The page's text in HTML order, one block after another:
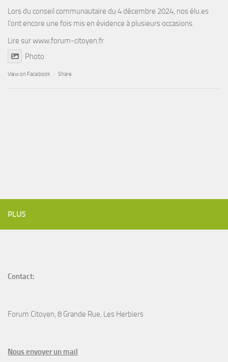
Lors du conseil communautaire du 4 décembre 2024, nos élu.es
l’ont encore une fois mis en évidence à plusieurs occasions.
Lire surwww.forum-citoyen.fr
Photo
View on Facebook · Share
PLUS
Contact:
Forum Citoyen, 8 Grande Rue, Les Herbiers
Nous envoyer un mail